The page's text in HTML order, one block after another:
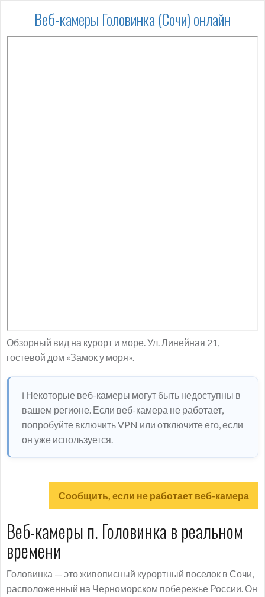
Веб-камеры Головинка (Сочи) онлайн
Обзорный вид на курорт и море. Ул. Линейная 21,
гостевой дом «Замок у моря».
ℹ️ Некоторые веб-камеры могут быть недоступны в
вашем регионе. Если веб-камера не работает,
попробуйте включить VPN или отключите его, если
он уже используется.
Сообщить, если не работает веб-камера
Веб-камеры п. Головинка в реальном
времени
Головинка — это живописный курортный поселок в Сочи,
расположенный на Черноморском побережье России. Он